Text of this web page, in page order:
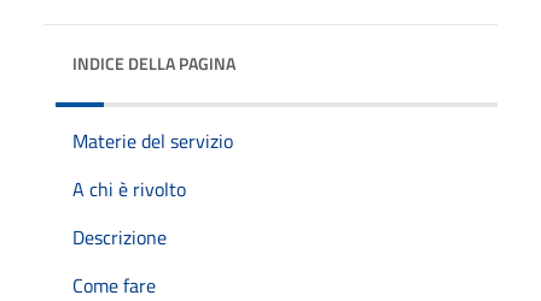
INDICE DELLA PAGINA
Materie del servizio
A chi è rivolto
Descrizione
Come fare